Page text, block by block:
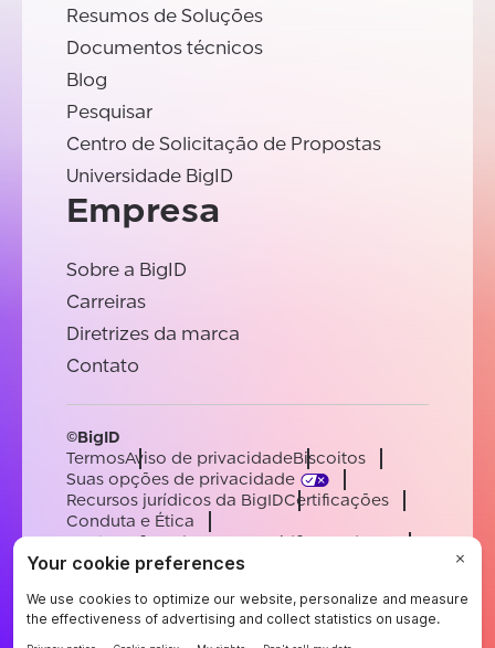
Resumos de Soluções
Documentos técnicos
Blog
Pesquisar
Centro de Solicitação de Propostas
Universidade BigID
Empresa
Sobre a BigID
Carreiras
Diretrizes da marca
Contato
©BigID
TermosAviso de privacidadeBiscoitos
Suas opções de privacidade
Recursos jurídicos da BigIDCertificações
Conduta e Ética
Declaração sobre a escravidão moderna
SubprocessadoresApoiar
EnglishGermanFrenchSpanishPortuguese